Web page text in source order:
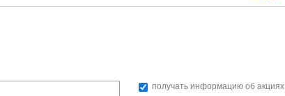
получать информацию об акциях